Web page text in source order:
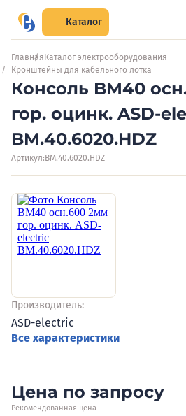
Каталог
Главная Каталог электрооборудования
Кронштейны для кабельного лотка
Консоль BM40
гор. оцинк. ASD-
BM.40.6020.HDZ
Артикул: BM.40.6020.HDZ
Производитель:
ASD-electric
Все характеристики
Цена по запросу
Рекомендованная цена